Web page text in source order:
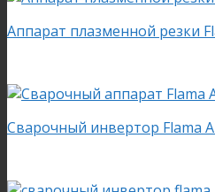
Аппарат плазменной резки
Сварочный инвертор Flama